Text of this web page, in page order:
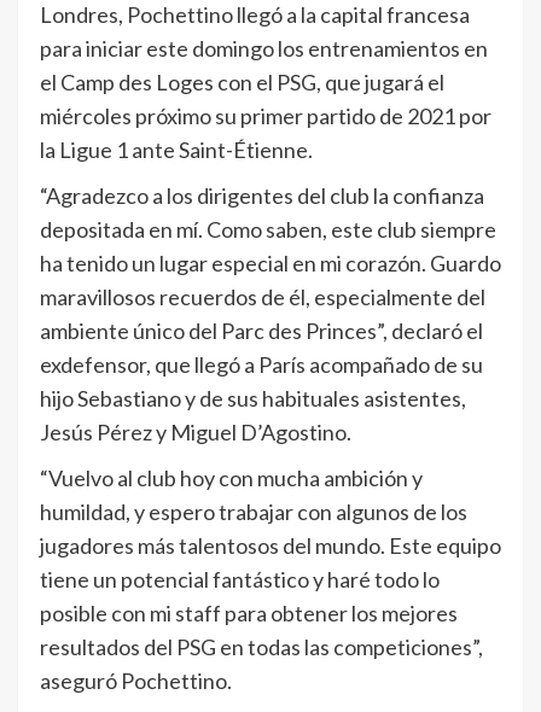
Londres, Pochettino llegó a la capital francesa
para iniciar este domingo los entrenamientos en
el Camp des Loges con el PSG, que jugará el
miércoles próximo su primer partido de 2021 por
la Ligue 1 ante Saint-Étienne.
“Agradezco a los dirigentes del club la confianza
depositada en mí. Como saben, este club siempre
ha tenido un lugar especial en mi corazón. Guardo
maravillosos recuerdos de él, especialmente del
ambiente único del Parc des Princes”, declaró el
exdefensor, que llegó a París acompañado de su
hijo Sebastiano y de sus habituales asistentes,
Jesús Pérez y Miguel D’Agostino.
“Vuelvo al club hoy con mucha ambición y
humildad, y espero trabajar con algunos de los
jugadores más talentosos del mundo. Este equipo
tiene un potencial fantástico y haré todo lo
posible con mi staff para obtener los mejores
resultados del PSG en todas las competiciones”,
aseguró Pochettino.